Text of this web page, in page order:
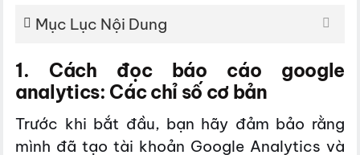
Mục Lục Nội Dung
1. Cách đọc báo cáo google
analytics: Các chỉ số cơ bản
Trước khi bắt đầu, bạn hãy đảm bảo rằng
mình đã tạo tài khoản Google Analytics và